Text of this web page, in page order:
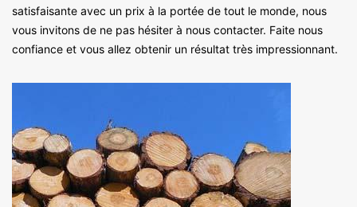
satisfaisante avec un prix à la portée de tout le monde, nous
vous invitons de ne pas hésiter à nous contacter. Faite nous
confiance et vous allez obtenir un résultat très impressionnant.